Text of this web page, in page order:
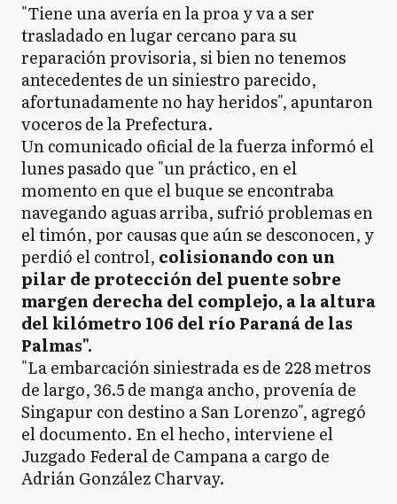
"Tiene una avería en la proa y va a ser
trasladado en lugar cercano para su
reparación provisoria, si bien no tenemos
antecedentes de un siniestro parecido,
afortunadamente no hay heridos", apuntaron
voceros de la Prefectura.
Un comunicado oficial de la fuerza informó el
lunes pasado que "un práctico, en el
momento en que el buque se encontraba
navegando aguas arriba, sufrió problemas en
el timón, por causas que aún se desconocen, y
perdió el control, colisionando con un
pilar de protección del puente sobre
margen derecha del complejo, a la altura
del kilómetro 106 del río Paraná de las
Palmas".
"La embarcación siniestrada es de 228 metros
de largo, 36.5 de manga ancho, provenía de
Singapur con destino a San Lorenzo", agregó
el documento. En el hecho, interviene el
Juzgado Federal de Campana a cargo de
Adrián González Charvay.